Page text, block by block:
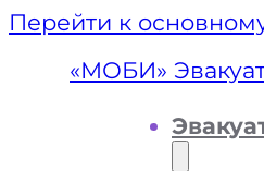
Перейти к
«МОБИ»